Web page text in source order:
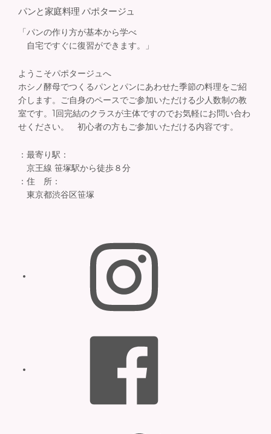
パンと家庭料理 パポタージュ
「パンの作り方が基本から学べ
自宅ですぐに復習ができます。」
ようこそパポタージュへ
ホシノ酵母でつくるパンとパンにあわせた季節の料理をご紹
介します。ご自身のペースでご参加いただける少人数制の教
室です。1回完結のクラスが主体ですのでお気軽にお問い合わ
せください。 初心者の方もご参加いただける内容です。
：最寄り駅：
京王線 笹塚駅から徒歩８分
：住 所：
東京都渋谷区笹塚